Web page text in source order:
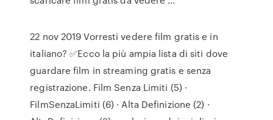
22 nov 2019 Vorresti vedere film gratis e in
italiano? ✅Ecco la più ampia lista di siti dove
guardare film in streaming gratis e senza
registrazione. Film Senza Limiti (5) ·
FilmSenzaLimiti (6) · Alta Definizione (2) ·